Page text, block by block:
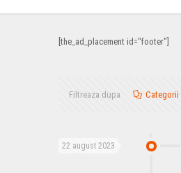
[the_ad_placement id="footer"]
Filtreaza dupa Categorii
22 august 2023